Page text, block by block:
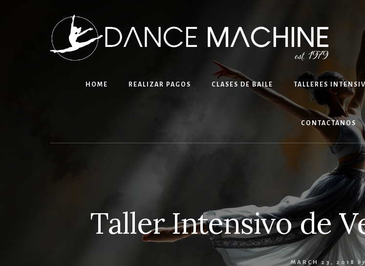
HOME REALIZAR PAGOS CLASES DE BAILE TALLERES
CONTACTANOS
Taller Intensivo de
MARCH 23, 2018 by